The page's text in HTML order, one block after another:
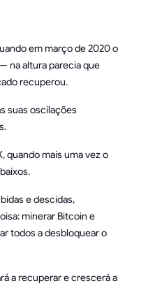
em março de 2020 o
na altura parecia que
recuperou.
suas oscilações
quando mais uma vez o
e descidas,
minerar Bitcoin e
todos a desbloquear o
a recuperar e crescerá a